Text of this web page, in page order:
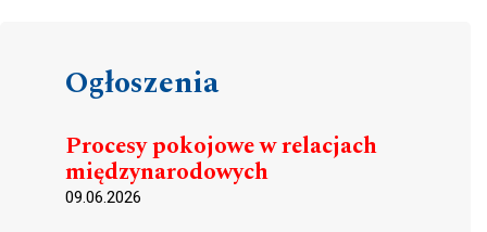
Ogłoszenia
Procesy pokojowe w relacjach
międzynarodowych
09.06.2026